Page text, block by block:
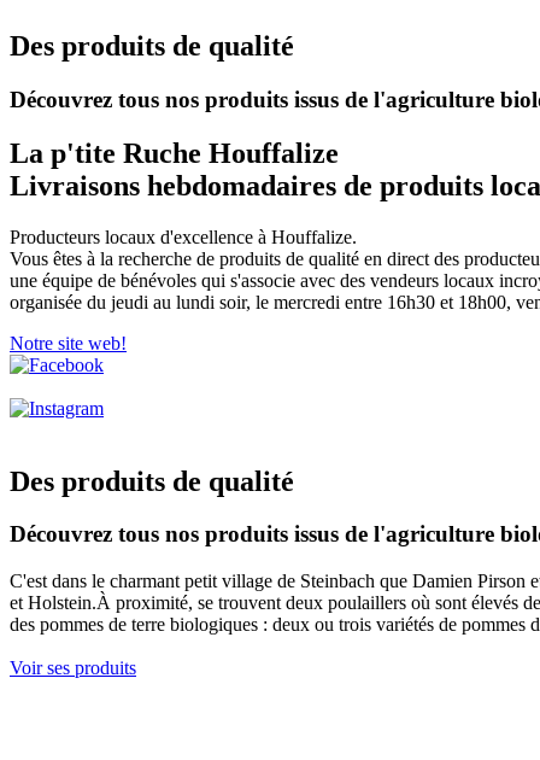
Des produits de qualité
Découvrez tous nos produits issus de l'agriculture
La p'tite Ruche Houffalize
Livraisons hebdomadaires de produits
Producteurs locaux d'excellence à Houffalize.
Vous êtes à la recherche de produits de qualité en direct des
une équipe de bénévoles qui s'associe avec des vendeurs locaux
organisée du jeudi au lundi soir, le mercredi entre 16h30 et 18h00,
Notre site web!
Des produits de qualité
Découvrez tous nos produits issus de l'agriculture
C'est dans le charmant petit village de Steinbach que Damien
et Holstein.À proximité, se trouvent deux poulaillers où sont élevés
des pommes de terre biologiques : deux ou trois variétés de pommes
Voir ses produits